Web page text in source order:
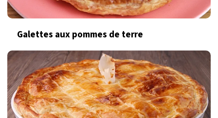
Galettes aux pommes de terre